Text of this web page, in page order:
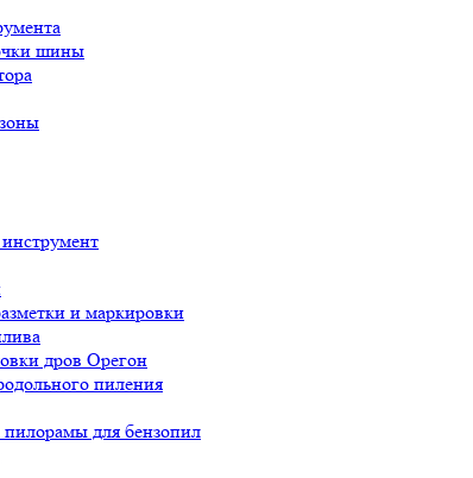
шины
и маркировки
дров Орегон
пиления
для бензопил